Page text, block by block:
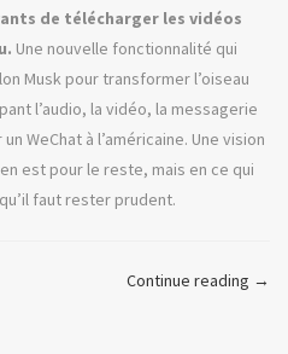
de télécharger les vidéos
Une nouvelle fonctionnalité qui
Musk pour transformer l’oiseau
l’audio, la vidéo, la messagerie
WeChat à l’américaine. Une vision
est pour le reste, mais en ce qui
faut rester prudent.
Continue reading « xXx
→